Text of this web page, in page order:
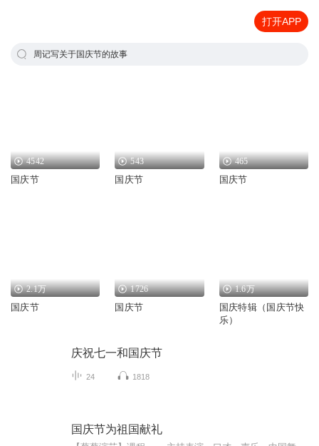
打开APP
周记写关于国庆节的故事
4542
国庆节
543
国庆节
465
国庆节
2.1万
国庆节
1726
国庆节
1.6万
国庆特辑（国庆节快
乐）
庆祝七一和国庆节
24 1818
国庆节为祖国献礼